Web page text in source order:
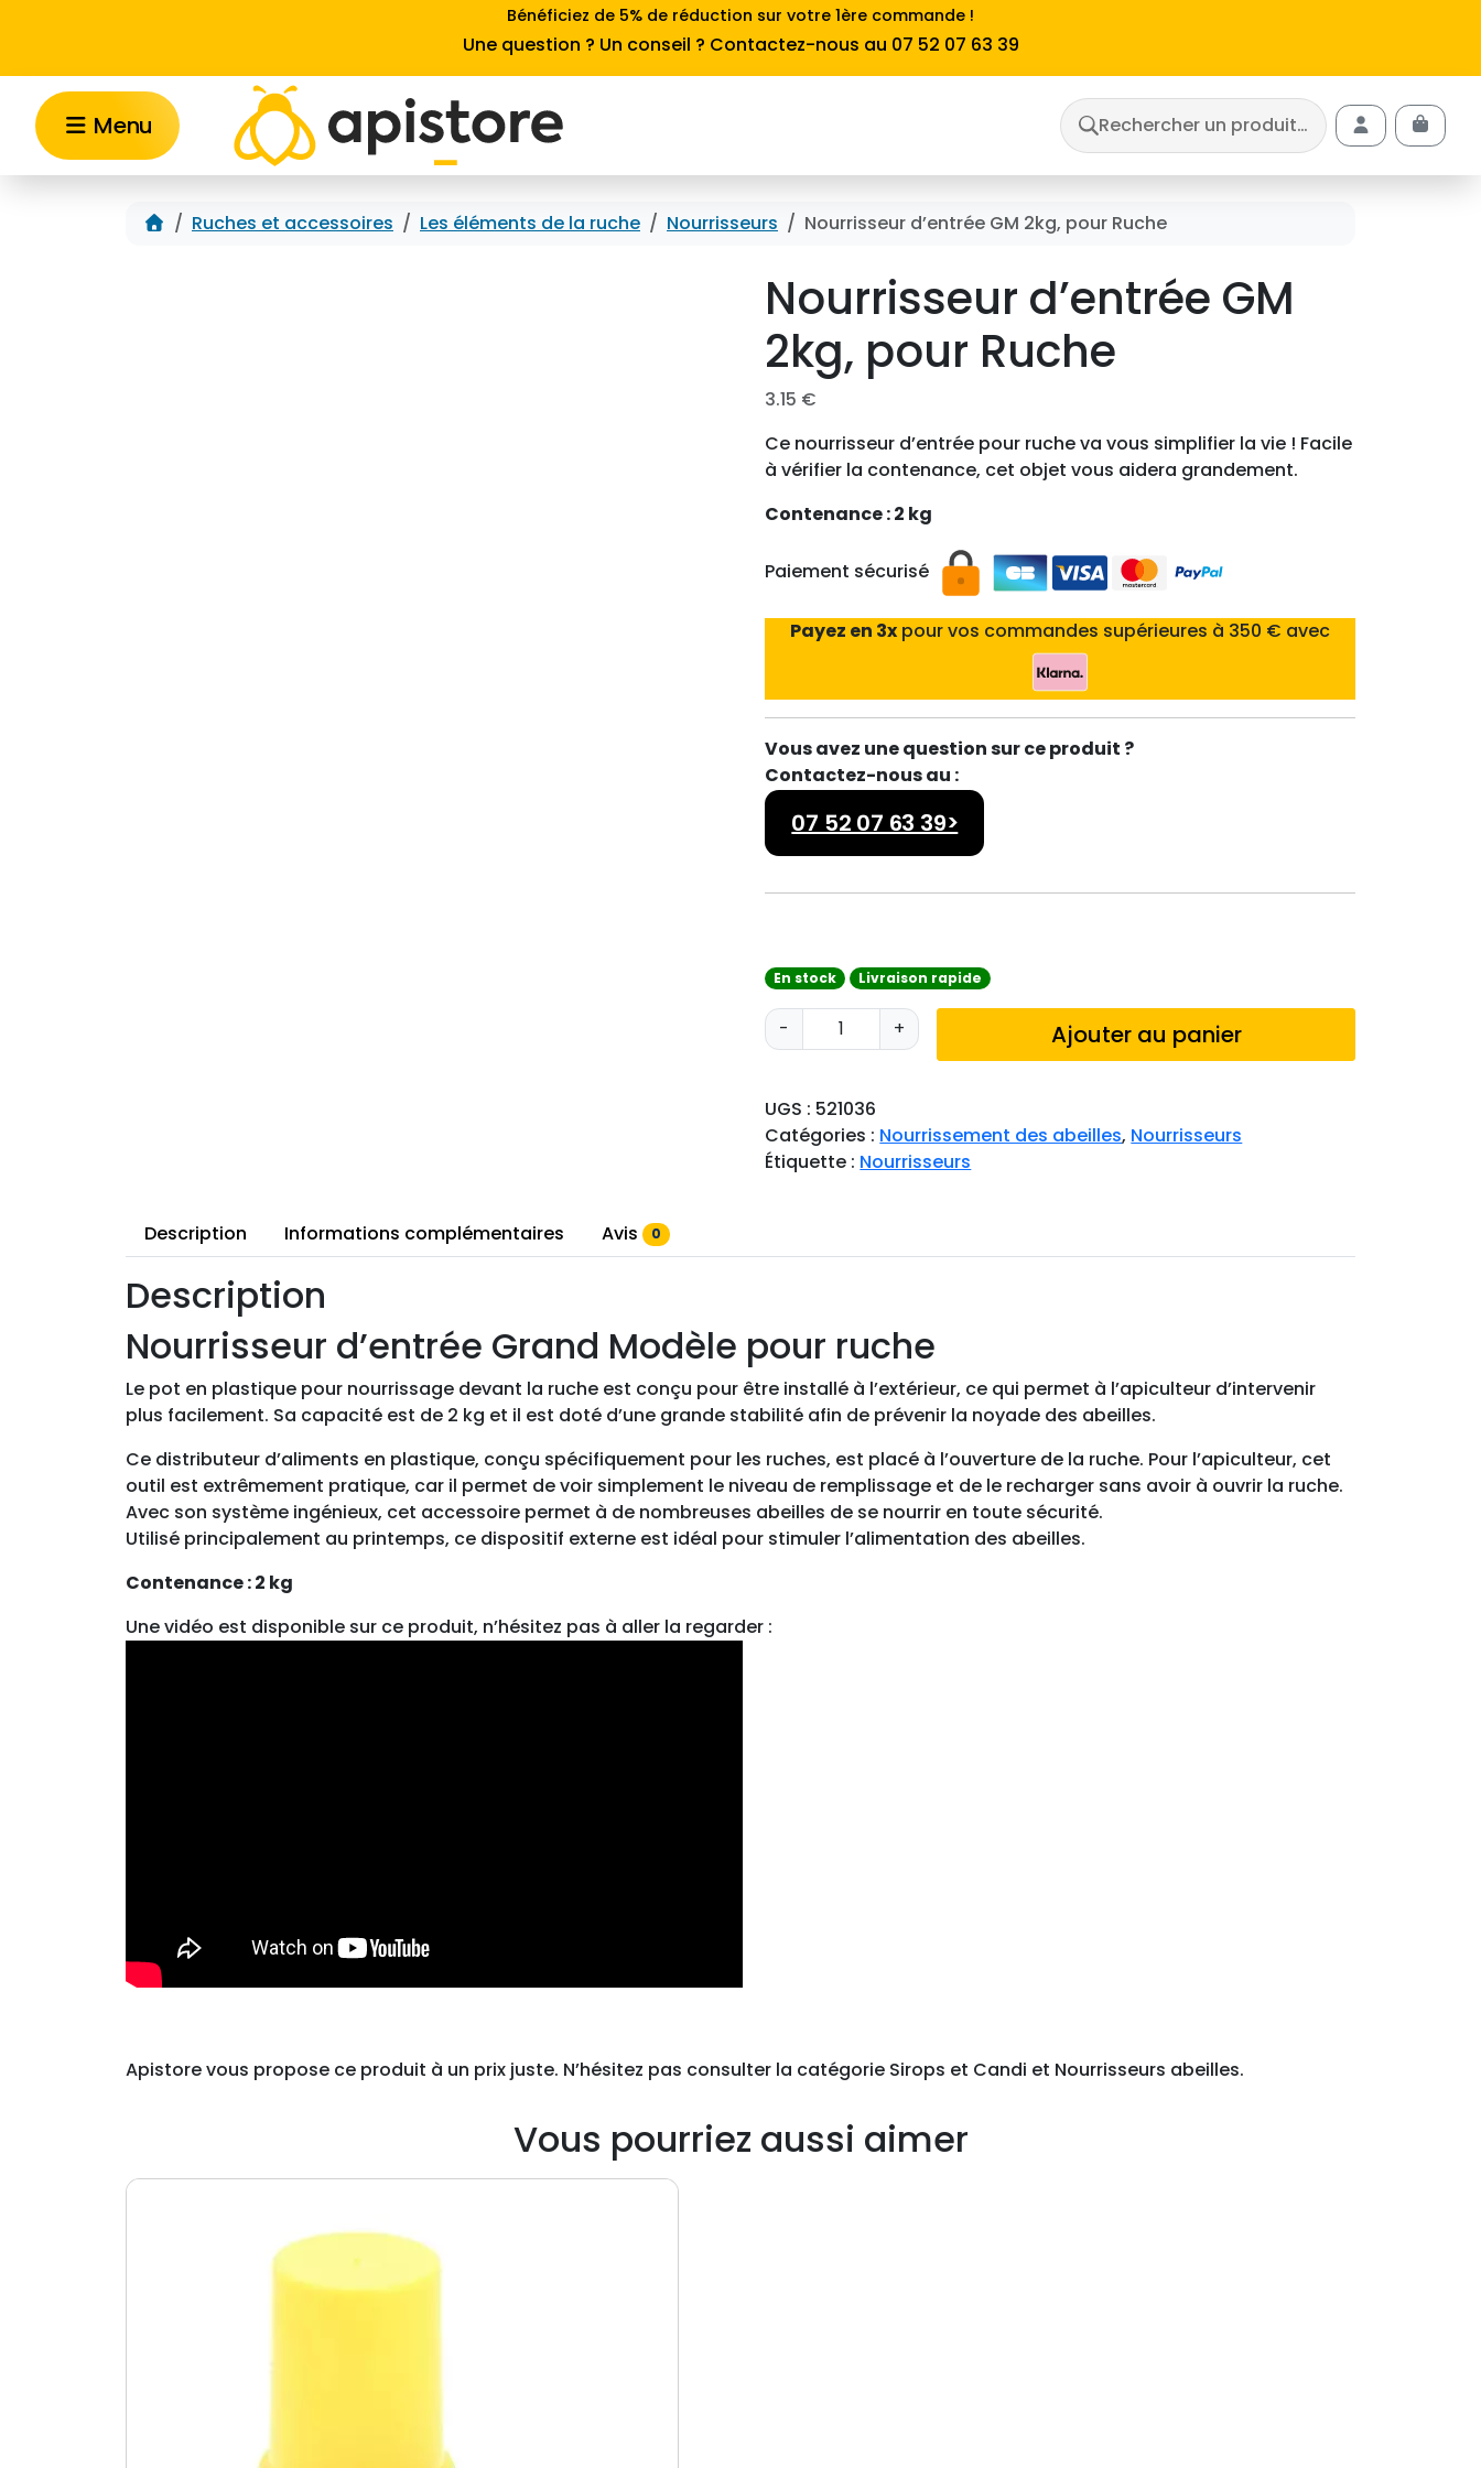
Bénéficiez de 5% de réduction sur votre 1ère commande !
Une question ? Un conseil ? Contactez-nous au 07 52 07 63 39
Menu
Rechercher un produit…
Account
Cart
Accueil
Ruches et accessoires Les éléments de la ruche Nourrisseurs Nourrisseur d’entrée GM 2kg, pour Ruche
Nourrisseur d’entrée GM
2kg, pour Ruche
3.15 €
Ce nourrisseur d’entrée pour ruche va vous simplifier la vie ! Facile
à vérifier la contenance, cet objet vous aidera grandement.
Contenance : 2 kg
Paiement sécurisé
Payez en 3x pour vos commandes supérieures à 350 € avec
Vous avez une question sur ce produit ?
Contactez-nous au :
07 52 07 63 39>
En stock Livraison rapide
-
q
u
n
t
i
e
u
r
r
i
s
e
u
r
e
u
h
e
+ Ajouter au panier
UGS : 521036
Catégories : Nourrissement des abeilles, Nourrisseurs
Étiquette : Nourrisseurs
Description Informations complémentaires Avis 0
Description
Nourrisseur d’entrée Grand Modèle pour ruche
Le pot en plastique pour nourrissage devant la ruche est conçu pour être installé à l’extérieur, ce qui permet à l’apiculteur d’intervenir
plus facilement. Sa capacité est de 2 kg et il est doté d’une grande stabilité afin de prévenir la noyade des abeilles.
Ce distributeur d’aliments en plastique, conçu spécifiquement pour les ruches, est placé à l’ouverture de la ruche. Pour l’apiculteur, cet
outil est extrêmement pratique, car il permet de voir simplement le niveau de remplissage et de le recharger sans avoir à ouvrir la ruche.
Avec son système ingénieux, cet accessoire permet à de nombreuses abeilles de se nourrir en toute sécurité.
Utilisé principalement au printemps, ce dispositif externe est idéal pour stimuler l’alimentation des abeilles.
Contenance : 2 kg
Une vidéo est disponible sur ce produit, n’hésitez pas à aller la regarder :
Apistore vous propose ce produit à un prix juste. N’hésitez pas consulter la catégorie Sirops et Candi et Nourrisseurs abeilles.
Vous pourriez aussi aimer